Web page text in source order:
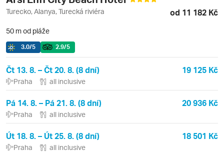
Turecko, Alanya, Turecká riviéra od 11 182 Kč
50 m od pláže
3.0/5 2.9/5
Čt 13. 8. – Čt 20. 8. (8 dní) 19 125 Kč
Praha all inclusive
Pá 14. 8. – Pá 21. 8. (8 dní) 20 936 Kč
Praha all inclusive
Út 18. 8. – Út 25. 8. (8 dní) 18 501 Kč
Praha all inclusive